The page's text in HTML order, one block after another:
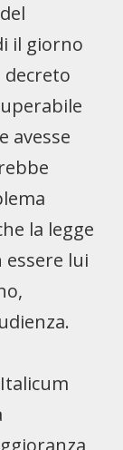
il giorno
avesse
la legge
lui